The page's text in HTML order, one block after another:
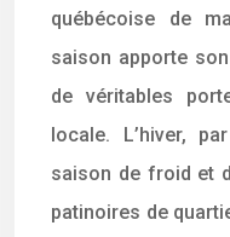
québécoise de
saison apporte
de véritables
locale. L’hiver,
saison de froid et
patinoires de